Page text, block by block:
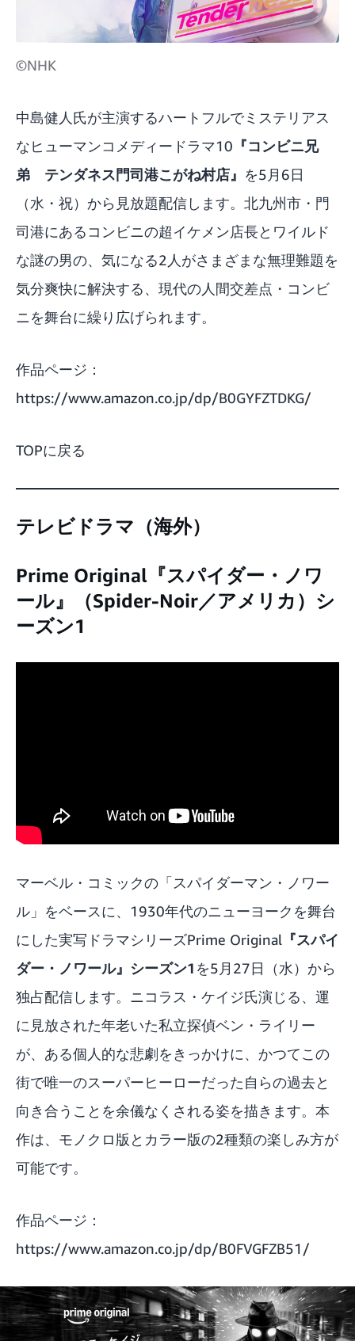
©NHK
中島健人氏が主演するハートフルでミステリアス
なヒューマンコメディードラマ10 『コンビニ兄
弟 テンダネス門司港こがね村店』 を5月6日
（水・祝）から見放題配信します。北九州市・門
司港にあるコンビニの超イケメン店長とワイルド
な謎の男の、気になる2人がさまざまな無理難題を
気分爽快に解決する、現代の人間交差点・コンビ
ニを舞台に繰り広げられます。
作品ページ：
https://www.amazon.co.jp/dp/B0GYFZTDKG/
TOPに戻る
テレビドラマ（海外）
Prime Original『スパイダー・ノワ
ール』（Spider-Noir／アメリカ）シ
ーズン1
マーベル・コミックの「スパイダーマン・ノワー
ル」をベースに、1930年代のニューヨークを舞台
にした実写ドラマシリーズPrime Original 『スパイ
ダー・ノワール』シーズン1 を5月27日（水）から
独占配信します。ニコラス・ケイジ氏演じる、運
に見放された年老いた私立探偵ベン・ライリー
が、ある個人的な悲劇をきっかけに、かつてこの
街で唯一のスーパーヒーローだった自らの過去と
向き合うことを余儀なくされる姿を描きます。本
作は、モノクロ版とカラー版の2種類の楽しみ方が
可能です。
作品ページ：
https://www.amazon.co.jp/dp/B0FVGFZB51/